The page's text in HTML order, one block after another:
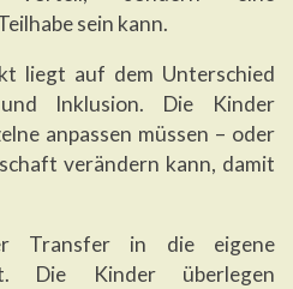
sein kann.
liegt auf dem Unterschied
Inklusion. Die Kinder
anpassen müssen – oder
verändern kann, damit
Transfer in die eigene
Die Kinder überlegen